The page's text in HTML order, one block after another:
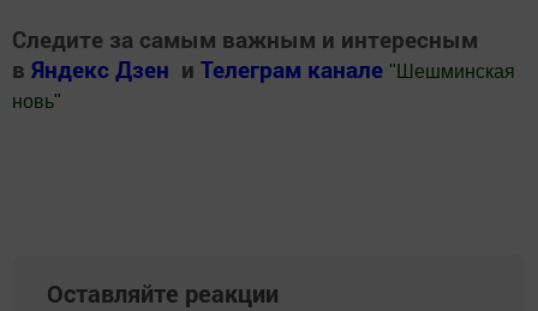
Следите за самым важным и интересным
в Яндекс Дзен и Телеграм канале " Шешминская
новь"
Оставляйте реакции